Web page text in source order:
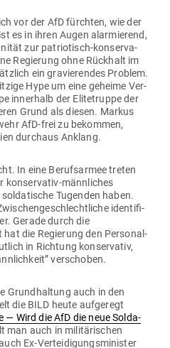
vor der AfD fürchten, wie der
es in ihren Augen alar­mierend,
zur patrio­tisch-kon­ser­va­
Regierung ohne Rückhalt im
ein gra­vie­rendes Problem.
Hype um eine geheime Ver­
innerhalb der Eli­te­truppe der
Grund als diesen. Markus
AfD-frei zu bekommen,
durchaus Anklang.
In eine Berufs­armee treten
kon­ser­vativ-männ­liches
Tugenden haben.
iden­ti­fi­
Gerade durch die
die Regierung den Per­so­nal­
in Richtung kon­ser­vativ,
verschoben.
Grund­haltung auch in den
die BILD heute auf­geregt
— Wird die AfD die neue Sol­da­
man auch in mili­tä­ri­schen
Ex-Ver­tei­di­gungs­mi­nister